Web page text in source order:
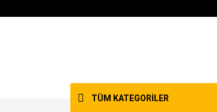
TÜM KATEGORİLER